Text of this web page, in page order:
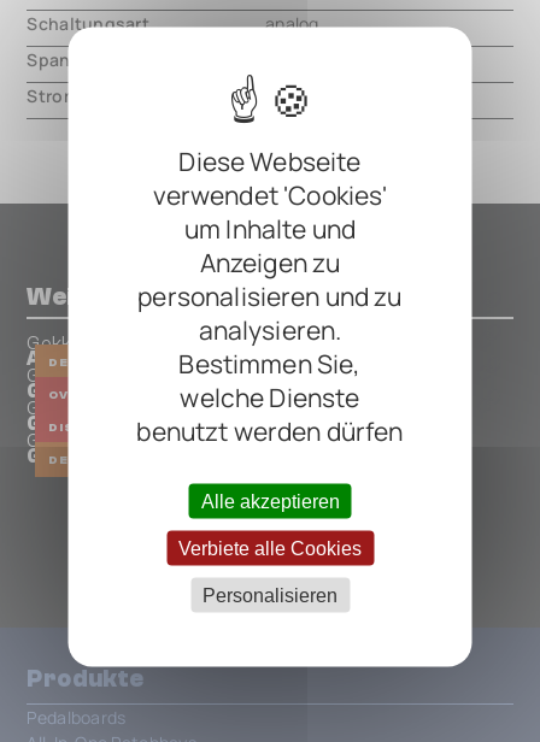
Diese Webseite
verwendet 'Cookies'
um Inhalte und
Anzeigen zu
personalisieren und zu
analysieren.
Bestimmen Sie,
welche Dienste
benutzt werden dürfen
Alle akzeptieren
Verbiete alle Cookies
Personalisieren
Schaltungsart
analog
Spannung
Strom
30mA
Weitere Pedals von Gokko
DELAY REVERB CHORUS
Gokko
AX-10 Multi-Effect
OVERDRIVE FILTER
Gokko
GK-20 SonicFuel Overdrive
DISTORTION
Gokko
GK-21 Sonicbone Distortion
DELAY
Gokko
GK-22 Dripping Delay
ALLE GOKKO PEDALS
Produkte
Pedalboards